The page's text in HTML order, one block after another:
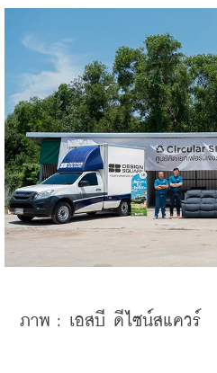
ภาพ : เอสบี ดีไซน์สแควร์